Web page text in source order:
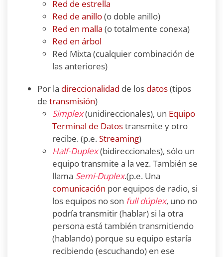
Red de estrella
Red de anillo(o doble anillo)
Red en malla (o totalmente conexa)
Red en árbol
Red Mixta (cualquier combinación de
las anteriores)
Por la direccionalidad de los datos(tipos
de transmisión)
Simplex(unidireccionales), un Equipo
Terminal de Datostransmite y otro
recibe. (p.e.Streaming)
Half-Duplex(bidireccionales), sólo un
equipo transmite a la vez. También se
llama Semi-Duplex.(p.e. Una
comunicación por equipos de radio, si
los equipos no son full dúplex, uno no
podría transmitir (hablar) si la otra
persona está también transmitiendo
(hablando) porque su equipo estaría
recibiendo (escuchando) en ese